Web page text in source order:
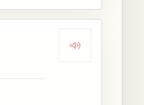
Dengarkan